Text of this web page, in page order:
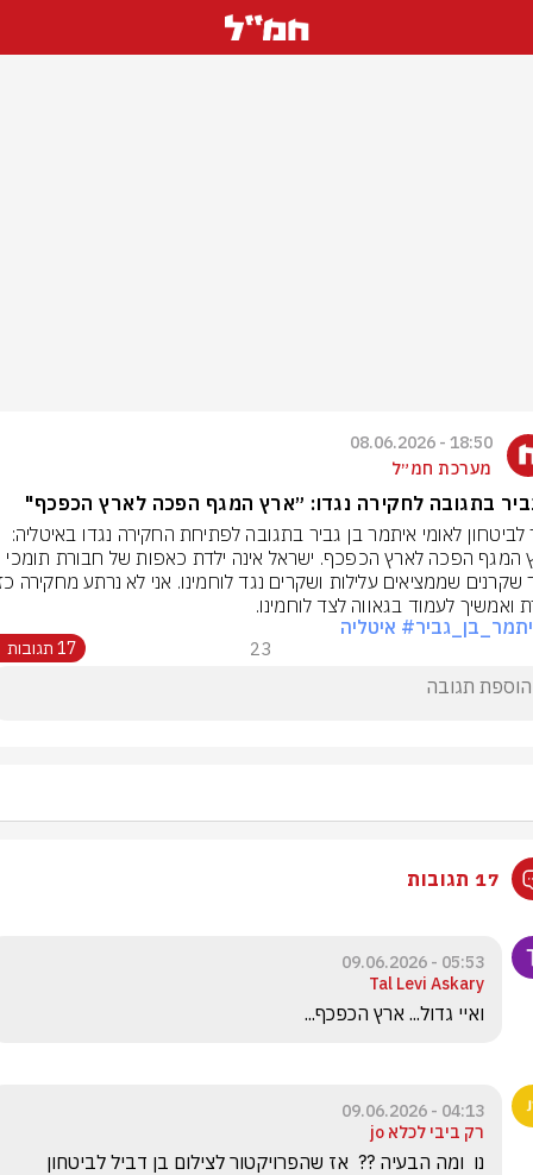
18:50 - 08.06.2026
מערכת חמ״ל
בתגובה לחקירה נגדו: ״ארץ המגף הפכה לארץ הכפכף"
ואמשיך לעמוד בגאווה לצד לוחמינו.
# איטליה
23 17 תגובות
17 תגובות
05:53 - 09.06.2026
Tal Levi Askary
ואיי גדול... ארץ הכפכף...
04:13 - 09.06.2026
רק ביבי לכלא jo